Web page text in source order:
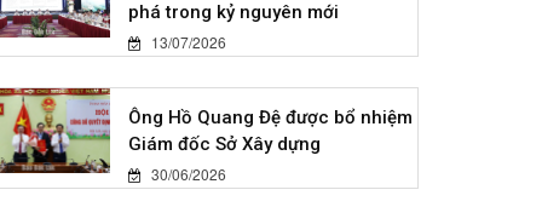
phá trong kỷ nguyên mới
13/07/2026
Ông Hồ Quang Đệ được bổ nhiệm
Giám đốc Sở Xây dựng
30/06/2026